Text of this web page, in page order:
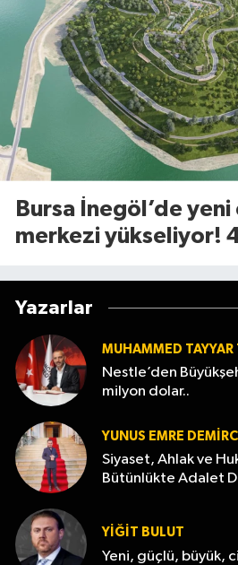
Bursa İnegöl’de
merkezi yükseliyor!
Yazarlar
MUHAMMED TAYYAR
Nestle’den
milyon dolar..
YUNUS EMRE DEMIRCI
Siyaset, Ahlak ve
Bütünlükte Adalet
YİĞİT BULUT
Yeni, güçlü, büyük,